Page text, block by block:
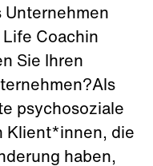
Unternehmen
Coachin
Sie Ihren
psychosoziale
Klient*innen, die
haben,